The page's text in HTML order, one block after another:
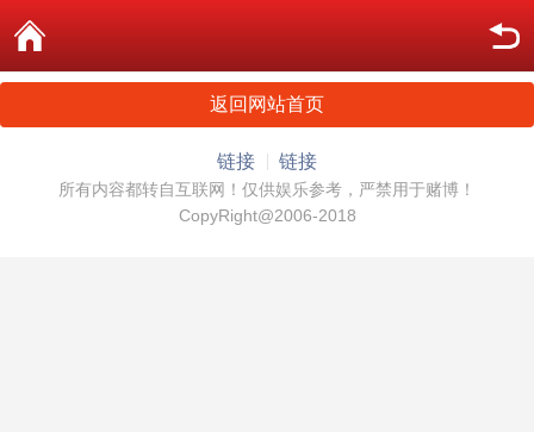
返回网站首页
链接 链接
所有内容都转自互联网！仅供娱乐参考，严禁用于赌博！
CopyRight@2006-2018